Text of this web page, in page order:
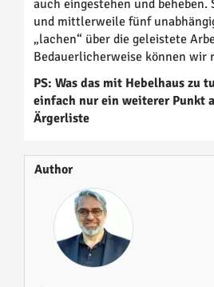
auch eingestehen und beheben.
und mittlerweile fünf
„lachen“ über die geleistete
Bedauerlicherweise können
PS: Was das mit Hebelhaus zu
einfach nur ein weiterer Punkt
Ärgerliste
Author